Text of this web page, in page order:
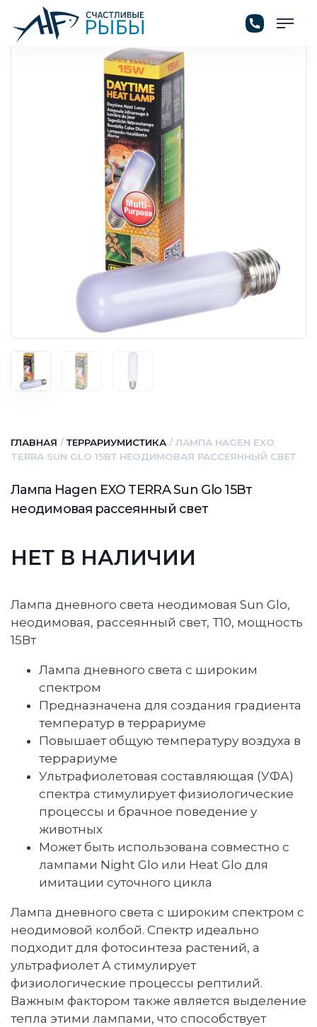
ГЛАВНАЯ / ТЕРРАРИУМИСТИКА / ЛАМПА HAGEN EXO
TERRA SUN GLO 15ВТ НЕОДИМОВАЯ РАССЕЯННЫЙ СВЕТ
Лампа Hagen EXO TERRA Sun Glo 15Вт
неодимовая рассеянный свет
НЕТ В НАЛИЧИИ
Лампа дневного света неодимовая Sun Glo,
неодимовая, рассеянный свет, Т10, мощность
15Вт
Лампа дневного света с широким
спектром
Предназначена для создания градиента
температур в террариуме
Повышает общую температуру воздуха в
террариуме
Ультрафиолетовая составляющая (УФА)
спектра стимулирует физиологические
процессы и брачное поведение у
животных
Может быть использована совместно с
лампами Night Glo или Heat Glo для
имитации суточного цикла
Лампа дневного света с широким спектром с
неодимовой колбой. Спектр идеально
подходит для фотосинтеза растений, а
ультрафиолет А стимулирует
физиологические процессы рептилий.
Важным фактором также является выделение
тепла этими лампами, что способствует